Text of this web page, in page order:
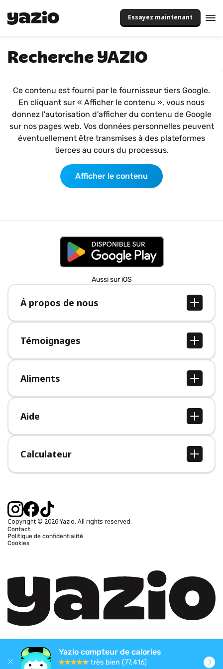
Essayez maintenant
Recherche YAZIO
Ce contenu est fourni par le fournisseur tiers Google.
En cliquant sur « Afficher le contenu », vous nous
donnez l'autorisation d'afficher du contenu de Google
sur nos pages web. Vos données personnelles peuvent
éventuellement être transmises à des plateformes
tierces au cours du processus.
Afficher le contenu
Aussi sur iOS
À propos de nous
À propos de nous
Postes
Presse
Témoignages
Tous les témoignages
Aliments
Tous les aliments
Aide
Centre d'aide
Calculateur
Calcul IMC
Calcul poids idéal
Calcul calories brûlées
Copyright © 2026 Yazio. All rights reserved.
Contact
Politique de confidentialité
Cookies
Yazio compteur de calories
très bien (77,416)